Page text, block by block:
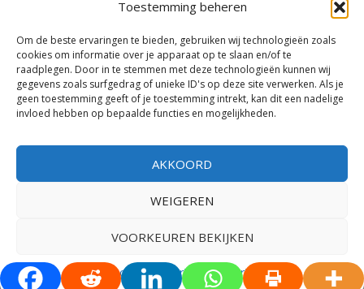
Toestemming beheren
Om de beste ervaringen te bieden, gebruiken wij technologieën zoals
cookies om informatie over je apparaat op te slaan en/of te
raadplegen. Door in te stemmen met deze technologieën kunnen wij
gegevens zoals surfgedrag of unieke ID's op deze site verwerken. Als je
geen toestemming geeft of je toestemming intrekt, kan dit een nadelige
invloed hebben op bepaalde functies en mogelijkheden.
AKKOORD
WEIGEREN
VOORKEUREN BEKIJKEN
Due Diligence Spaans vastgoed
Emigreren naar Spanje Expert Call | Illegaal bouwen
door Mirjam van Riet (jan 2026)
Illegale bouw Spanje
Tema por ColorlibDesarrollado porWordPress